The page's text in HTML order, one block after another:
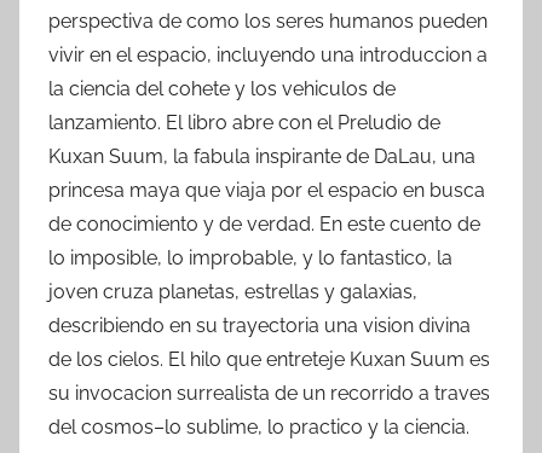
perspectiva de como los seres humanos pueden
vivir en el espacio, incluyendo una introduccion a
la ciencia del cohete y los vehiculos de
lanzamiento. El libro abre con el Preludio de
Kuxan Suum, la fabula inspirante de DaLau, una
princesa maya que viaja por el espacio en busca
de conocimiento y de verdad. En este cuento de
lo imposible, lo improbable, y lo fantastico, la
joven cruza planetas, estrellas y galaxias,
describiendo en su trayectoria una vision divina
de los cielos. El hilo que entreteje Kuxan Suum es
su invocacion surrealista de un recorrido a traves
del cosmos–lo sublime, lo practico y la ciencia.